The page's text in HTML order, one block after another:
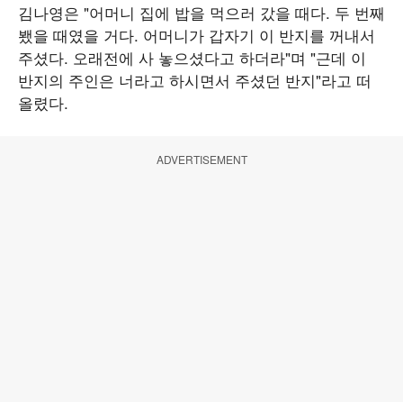
김나영은 "어머니 집에 밥을 먹으러 갔을 때다. 두 번째
뵀을 때였을 거다. 어머니가 갑자기 이 반지를 꺼내서
주셨다. 오래전에 사 놓으셨다고 하더라"며 "근데 이
반지의 주인은 너라고 하시면서 주셨던 반지"라고 떠
올렸다.
ADVERTISEMENT